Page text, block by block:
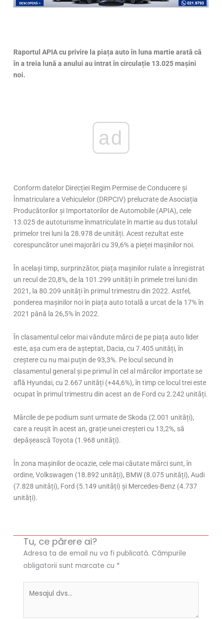
Raportul APIA cu privire la piața auto în luna martie arată că
în a treia lună a anului au intrat în circulație 13.025 mașini
noi.
ad
Conform datelor Direcției Regim Permise de Conducere și
Înmatriculare a Vehiculelor (DRPCIV) prelucrate de Asociația
Producătorilor și Importatorilor de Automobile (APIA), cele
13.025 de autoturisme înmatriculate în martie au dus totalul
primelor trei luni la 28.978 de unități. Acest rezultat este
corespuncător unei majorări cu 39,6% a pieței mașinilor noi.
În același timp, surprinzător, piața mașinilor rulate a înregistrat
un recul de 20,8%, de la 101.299 unități în primele trei luni din
2021, la 80.209 unități în primul trimestru din 2022. Astfel,
ponderea mașinilor noi în piața auto totală a urcat de la 17% în
2021 până la 26,5% în 2022.
În clasamentul celor mai vândute mărci de pe piața auto lider
este, așa cum era de așteptat, Dacia, cu 7.405 unități, în
creștere cu nu mai puțin de 93,3%. Pe locul secund în
clasamentul general și pe primul în cel al mărcilor importate se
află Hyundai, cu 2.667 unități (+44,6%), în timp ce locul trei este
ocupat în primul trimestru din acest an de Ford cu 2.242 unități.
Mărcile de pe podium sunt urmate de Skoda (2.001 unități),
care a reușit în acest an, grație unei creșteri cu 13,2%, să
depășească Toyota (1.968 unități).
În zona mașinilor de ocazie, cele mai căutate mărci sunt, în
ordine, Volkswagen (18.892 unități), BMW (8.075 unități), Audi
(7.828 unități), Ford (5.149 unități) și Mercedes-Benz (4.737
unități).
Tu, ce părere ai?
Adresa ta de email nu va fi publicată. Câmpurile
obligatorii sunt marcate cu *